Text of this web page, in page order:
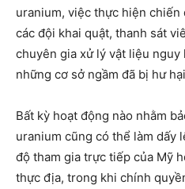
uranium, việc thực hiện
các đội khai quật, thanh sát
chuyên gia xử lý vật liệu
những cơ sở ngầm đã bị hư
Bất kỳ hoạt động nào nhằm
uranium cũng có thể làm dấy
độ tham gia trực tiếp của Mỹ
thực địa, trong khi chính